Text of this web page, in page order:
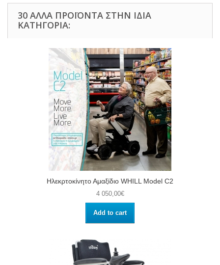
30 ΆΛΛΑ ΠΡΟΪΌΝΤΑ ΣΤΗΝ ΊΔΙΑ
ΚΑΤΗΓΟΡΊΑ:
Ηλεκρτοκίνητο Αμαξίδιο WHILL Model C2
4 050,00€
Add to cart